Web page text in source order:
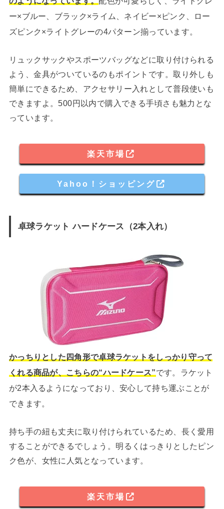
ー×ブルー、ブラック×ライム、ネイビー×ピンク、ロー
ズピンク×ライトグレーの4パターン揃っています。
リュックサックやスポーツバッグなどに取り付けられる
よう、金具がついているのもポイントです。取り外しも
簡単にできるため、アクセサリー入れとして普段使いも
できますよ。500円以内で購入できる手頃さも魅力とな
っています。
楽天市場
Yahoo！ショッピング
卓球ラケット ハードケース（2本入れ）
かっちりとした四角形で卓球ラケットをしっかり守って
くれる商品が、こちらの“ハードケース”です。ラケット
が2本入るようになっており、安心して持ち運ぶことが
できます。
持ち手の紐も丈夫に取り付けられているため、長く愛用
することができるでしょう。明るくはっきりとしたピン
ク色が、女性に人気となっています。
楽天市場